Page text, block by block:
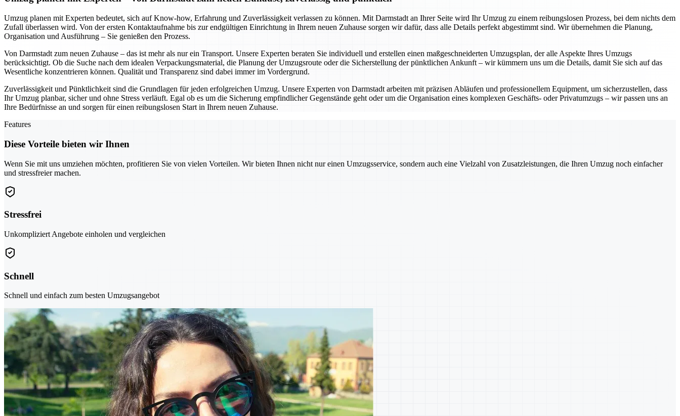
Umzug planen mit Experten bedeutet, sich auf Know-how, Erfahrung und Zuverlässigkeit verlassen zu können. Mit Darmstadt an Ihrer Seite wird Ihr Umzug zu einem reibungslosen Prozess, bei dem nichts dem
Zufall überlassen wird. Von der ersten Kontaktaufnahme bis zur endgültigen Einrichtung in Ihrem neuen Zuhause sorgen wir dafür, dass alle Details perfekt abgestimmt sind. Wir übernehmen die Planung,
Organisation und Ausführung – Sie genießen den Prozess.
Von Darmstadt zum neuen Zuhause – das ist mehr als nur ein Transport. Unsere Experten beraten Sie individuell und erstellen einen maßgeschneiderten Umzugsplan, der alle Aspekte Ihres Umzugs
berücksichtigt. Ob die Suche nach dem idealen Verpackungsmaterial, die Planung der Umzugsroute oder die Sicherstellung der pünktlichen Ankunft – wir kümmern uns um die Details, damit Sie sich auf das
Wesentliche konzentrieren können. Qualität und Transparenz sind dabei immer im Vordergrund.
Zuverlässigkeit und Pünktlichkeit sind die Grundlagen für jeden erfolgreichen Umzug. Unsere Experten von Darmstadt arbeiten mit präzisen Abläufen und professionellem Equipment, um sicherzustellen, dass
Ihr Umzug planbar, sicher und ohne Stress verläuft. Egal ob es um die Sicherung empfindlicher Gegenstände geht oder um die Organisation eines komplexen Geschäfts- oder Privatumzugs – wir passen uns an
Ihre Bedürfnisse an und sorgen für einen reibungslosen Start in Ihrem neuen Zuhause.
Features
Diese Vorteile bieten wir Ihnen
Wenn Sie mit uns umziehen möchten, profitieren Sie von vielen Vorteilen. Wir bieten Ihnen nicht nur einen Umzugsservice, sondern auch eine Vielzahl von Zusatzleistungen, die Ihren Umzug noch einfacher
und stressfreier machen.
Stressfrei
Unkompliziert Angebote einholen und vergleichen
Schnell
Schnell und einfach zum besten Umzugsangebot